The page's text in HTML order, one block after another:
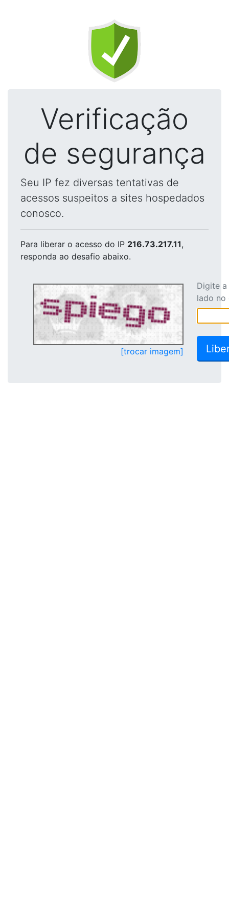
Verificação
de segurança
Seu IP fez diversas tentativas de
acessos suspeitos a sites hospedados
conosco.
Para liberar o acesso do IP 216.73.217.11,
responda ao desafio abaixo.
[trocar imagem]
Digite
lado no